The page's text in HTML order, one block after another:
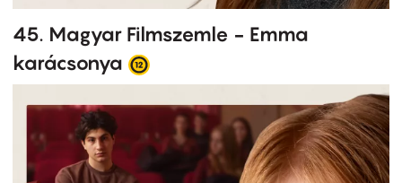
45. Magyar Filmszemle - Emma
karácsonya